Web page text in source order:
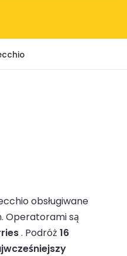
obsługiwane
Operatorami są
. Podróż 16